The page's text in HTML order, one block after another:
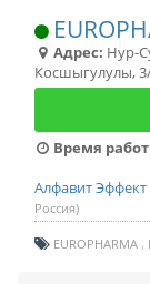
Адрес: Нур-
Косшыгулулы,
Время
Алфавит
Россия)
EUROPHARMA